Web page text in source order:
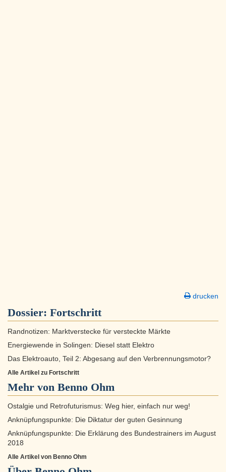
drucken
Dossier: Fortschritt
Randnotizen: Marktverstecke für versteckte Märkte
Energiewende in Solingen: Diesel statt Elektro
Das Elektroauto, Teil 2: Abgesang auf den Verbrennungsmotor?
Alle Artikel zu Fortschritt
Mehr von Benno Ohm
Ostalgie und Retrofuturismus: Weg hier, einfach nur weg!
Anknüpfungspunkte: Die Diktatur der guten Gesinnung
Anknüpfungspunkte: Die Erklärung des Bundestrainers im August
2018
Alle Artikel von Benno Ohm